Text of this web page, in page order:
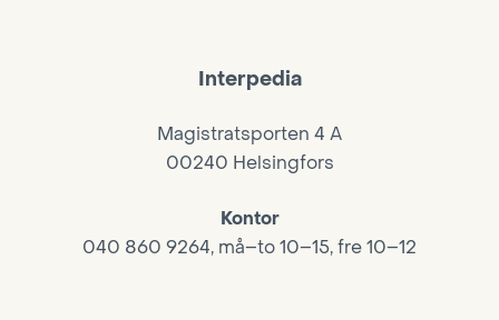
Interpedia
Magistratsporten 4 A
00240 Helsingfors
Kontor
040 860 9264, må–to 10–15, fre 10–12